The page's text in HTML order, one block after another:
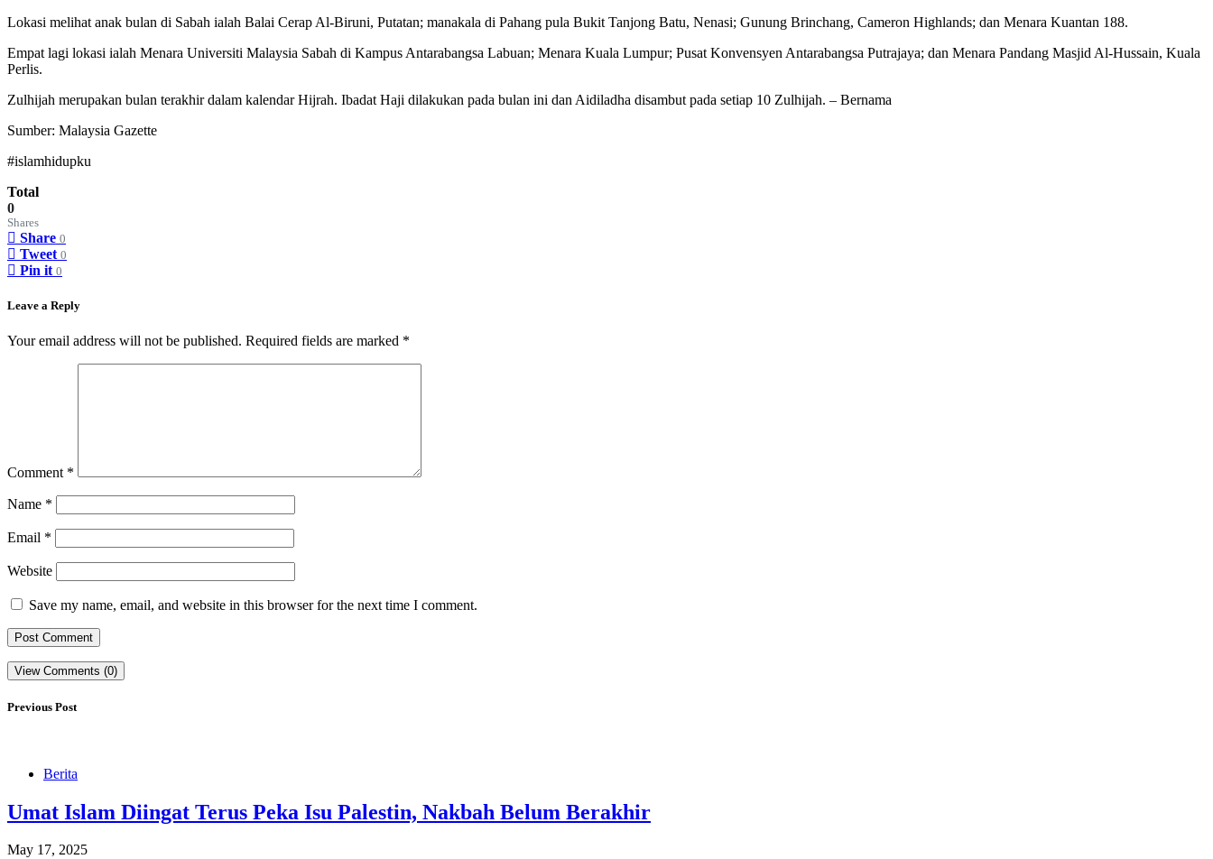
Lokasi melihat anak bulan di Sabah ialah Balai Cerap Al-Biruni, Putatan; manakala di Pahang pula Bukit Tanjong Batu, Nenasi; Gunung Brinchang, Cameron Highlands; dan Menara Kuantan 188.
Empat lagi lokasi ialah Menara Universiti Malaysia Sabah di Kampus Antarabangsa Labuan; Menara Kuala Lumpur; Pusat Konvensyen Antarabangsa Putrajaya; dan Menara Pandang Masjid Al-Hussain, Kuala
Perlis.
Zulhijah merupakan bulan terakhir dalam kalendar Hijrah. Ibadat Haji dilakukan pada bulan ini dan Aidiladha disambut pada setiap 10 Zulhijah. – Bernama
Sumber: Malaysia Gazette
#islamhidupku
Total
0
Shares
Share 0
Tweet 0
Pin it 0
Leave a Reply
Your email address will not be published. Required fields are marked *
Comment *
Name *
Email *
Website
Save my name, email, and website in this browser for the next time I comment.
View Comments (0)
Previous Post
Berita
Umat Islam Diingat Terus Peka Isu Palestin, Nakbah Belum Berakhir
May 17, 2025